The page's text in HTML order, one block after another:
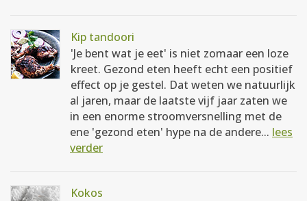
Kip tandoori
'Je bent wat je eet' is niet zomaar een loze
kreet. Gezond eten heeft echt een positief
effect op je gestel. Dat weten we natuurlijk
al jaren, maar de laatste vijf jaar zaten we
in een enorme stroomversnelling met de
ene 'gezond eten' hype na de andere... lees
verder
Kokos